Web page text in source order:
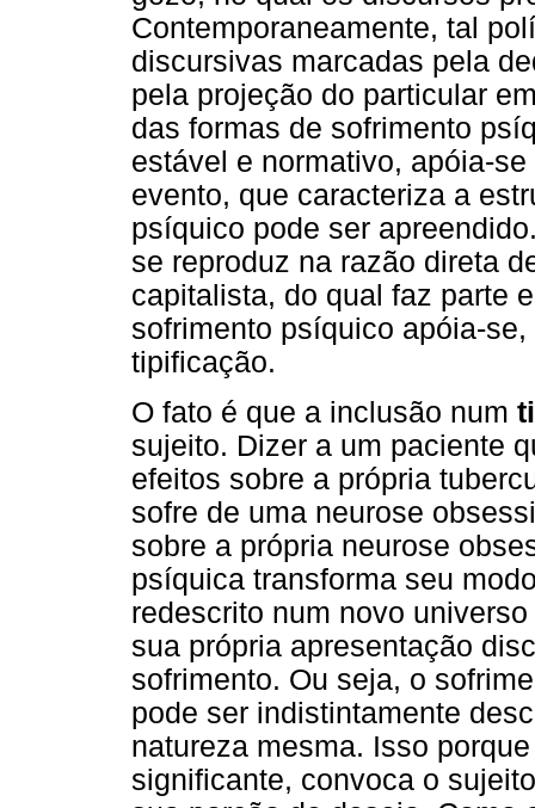
Contemporaneamente, tal
discursivas marcadas pela
pela projeção do particular
das formas de sofrimento
estável e normativo, apóia-
evento, que caracteriza a
psíquico pode ser
se reproduz na razão direta
capitalista, do qual faz parte
sofrimento psíquico apóia-
tipificação.
O fato é que a inclusão num
sujeito. Dizer a um paciente
efeitos sobre a própria
sofre de uma neurose
sobre a própria neurose
psíquica transforma seu
redescrito num novo
sua própria apresentação
sofrimento. Ou seja, o
pode ser indistintamente
natureza mesma. Isso
significante, convoca o